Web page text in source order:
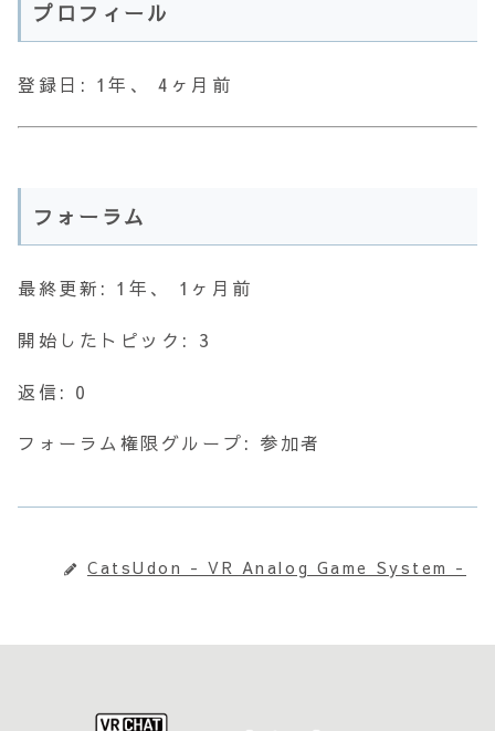
プロフィール
登録日: 1年、 4ヶ月前
フォーラム
最終更新: 1年、 1ヶ月前
開始したトピック: 3
返信: 0
フォーラム権限グループ: 参加者
CatsUdon - VR Analog Game System -